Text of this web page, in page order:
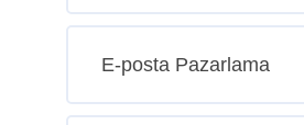
E-posta Pazarlama